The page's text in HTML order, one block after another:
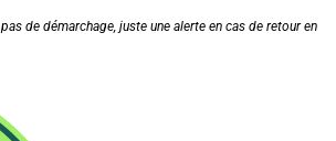
de démarchage, juste une alerte en cas de retour en